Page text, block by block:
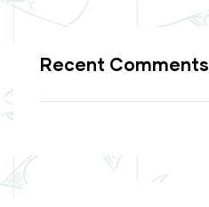
Recent Comments